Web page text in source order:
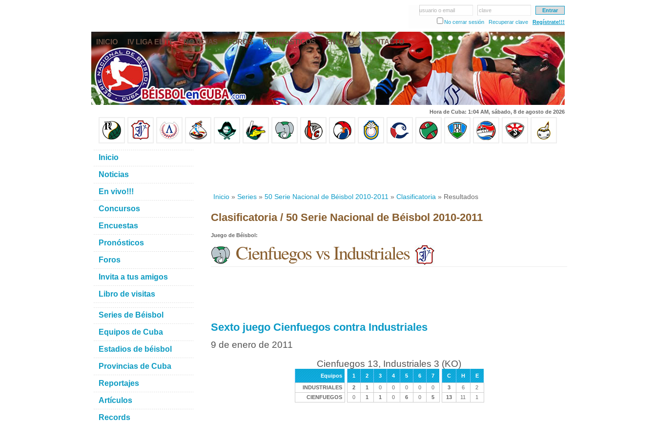
usuario o email
clave
No cerrar sesión
Recuperar clave Regístrate!!!
INICIO IV LIGA ELITE NOTICIAS FOROS PRONÓSTICOS EN VIVO CONTACTO
Hora de Cuba: 1:04 AM, sábado, 8 de agosto de 2026
Inicio » Series » 50 Serie Nacional de Béisbol 2010-2011 » Clasificatoria » Resultados
Clasificatoria / 50 Serie Nacional de Béisbol 2010-2011
Juego de Béisbol:
Cienfuegos vs Industriales
Sexto juego Cienfuegos contra Industriales
9 de enero de 2011
Cienfuegos 13, Industriales 3 (KO)
Equipos 1 2 3 4 5 6 7 C H
E
INDUSTRIALES
2 1 0 0 0 0 0 3 6
2
CIENFUEGOS
0 1 1 0 6 0 5 13 11 1
Inicio
Noticias
En vivo!!!
Concursos
Encuestas
Pronósticos
Foros
Invita a tus amigos
Libro de visitas
Series de Béisbol
Equipos de Cuba
Estadios de béisbol
Provincias de Cuba
Reportajes
Artículos
Records